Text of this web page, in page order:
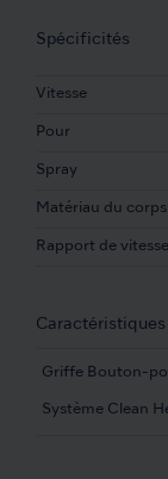
Spécificités
Vitesse
Pour
Spray
Matériau du corps
Rapport de vitesse
Caractéristiques
Griffe Bouton-
Système Clean